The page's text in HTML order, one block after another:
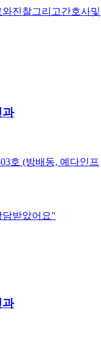
진찰그리고간호사및
과
호 (방배동, 예다인프
받았어요"
과